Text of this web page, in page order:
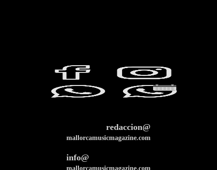
redaccion@
mallorcamusicmagazine.com
info@
mallorcamusicmagazine.com